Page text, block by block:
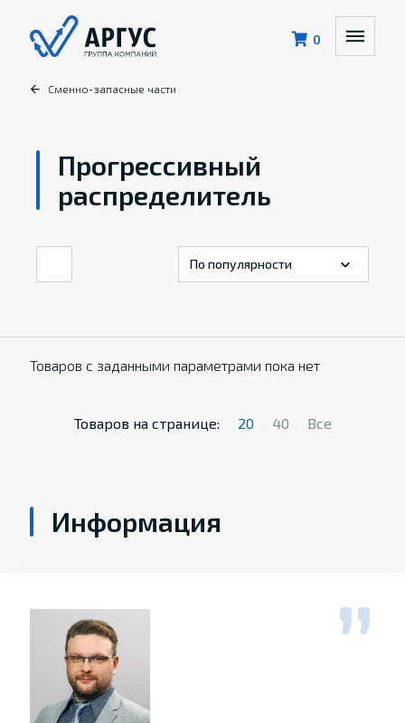
0
Сменно-запасные части
Прогрессивный
распределитель
Товаров с заданными параметрами пока нет
Товаров на странице: 20 40 Все
Информация